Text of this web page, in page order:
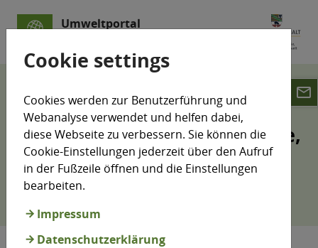
Umweltportal
LÜSA Publikationen
Veröffentlichungen, Berichte,
Dokumente
Cookie settings
Cookies werden zur Benutzerführung und
Webanalyse verwendet und helfen dabei,
diese Webseite zu verbessern. Sie können die
Cookie-Einstellungen jederzeit über den Aufruf
in der Fußzeile öffnen und die Einstellungen
bearbeiten.
Impressum
Datenschutzerklärung
email